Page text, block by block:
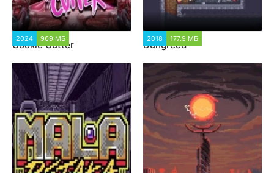
2024 969 МБ
Cookie Cutter
2018 177.9 МБ
Dungreed